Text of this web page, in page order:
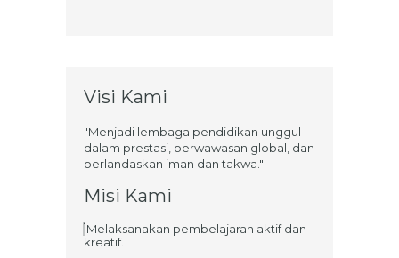
Visi Kami
"Menjadi lembaga pendidikan unggul
dalam prestasi, berwawasan global, dan
berlandaskan iman dan takwa."
Misi Kami
Melaksanakan pembelajaran aktif dan
kreatif.